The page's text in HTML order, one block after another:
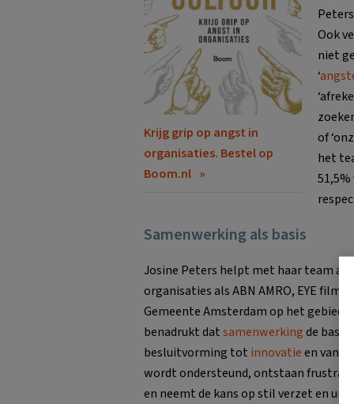
Krijg grip op angst in
organisaties. Bestel op
Boom.nl
Ook
niet
‘
of
het
Samenwerking als basis
Josine Peters helpt met haar team al
organisaties als ABN AMRO, EYE
Gemeente Amsterdam op het gebied
benadrukt datsamenwerkingde
besluitvorming tot innovatieen van
wordt ondersteund, ontstaan
en neemt de kans op stil verzet en